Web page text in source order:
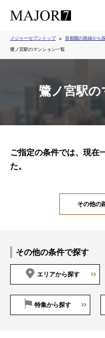
メジャーセブントップ 首都圏の路線から
鷺ノ宮駅のマンション一覧
鷺ノ宮駅
ご指定の条件では、現在
た。
その他の
その他の条件で探す
エリアから探す
特集から探す